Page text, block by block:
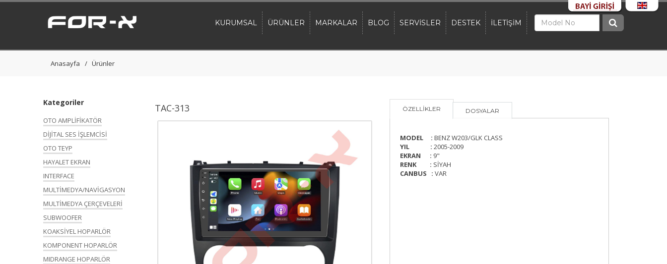
KURUMSAL ÜRÜNLER MARKALAR BLOG SERVİSLER DESTEK İLETİŞİM
Anasayfa Ürünler
Kategoriler
OTO AMPLİFİKATÖR
DİJİTAL SES İŞLEMCİSİ
OTO TEYP
HAYALET EKRAN
INTERFACE
MULTİMEDYA/NAVİGASYON
MULTİMEDYA ÇERÇEVELERİ
SUBWOOFER
KOAKSİYEL HOPARLÖR
KOMPONENT HOPARLÖR
MIDRANGE HOPARLÖR
TAC-313 ÖZELLİKLER DOSYALAR
MODEL : BENZ W203/GLK CLASS
YIL : 2005-2009
EKRAN : 9"
RENK : SİYAH
CANBUS : VAR